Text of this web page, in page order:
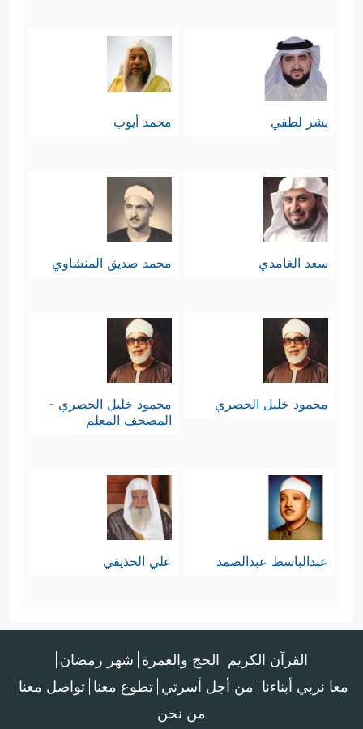
بشر لطفي محمد أيوب
سعد الغامدي محمد صديق المنشاوي
محمود خليل الحصري
محمود خليل الحصري -
المصحف المعلم
عبدالباسط عبدالصمد علي الحذيفي
القرآن الكريم الحج والعمرة شهر رمضان
معا نربي أبناءنا من أجل أسرتي تطوع معنا تواصل معنا
من نحن